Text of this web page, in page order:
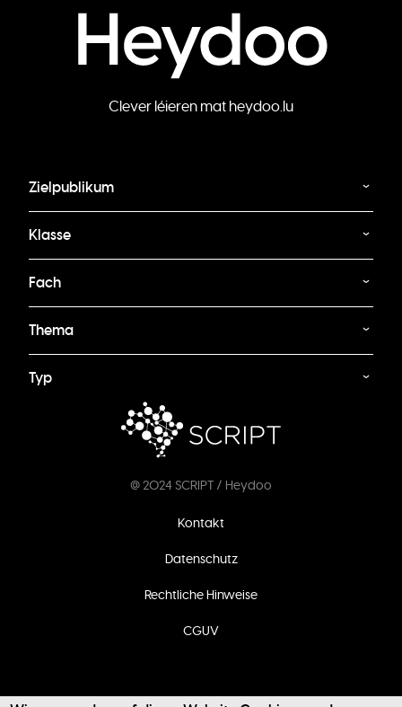
Clever léieren mat heydoo.lu
Zielpublikum
Klasse
Fach
Thema
Typ
@ 2024 SCRIPT / Heydoo
Kontakt
Datenschutz
Rechtliche Hinweise
CGUV